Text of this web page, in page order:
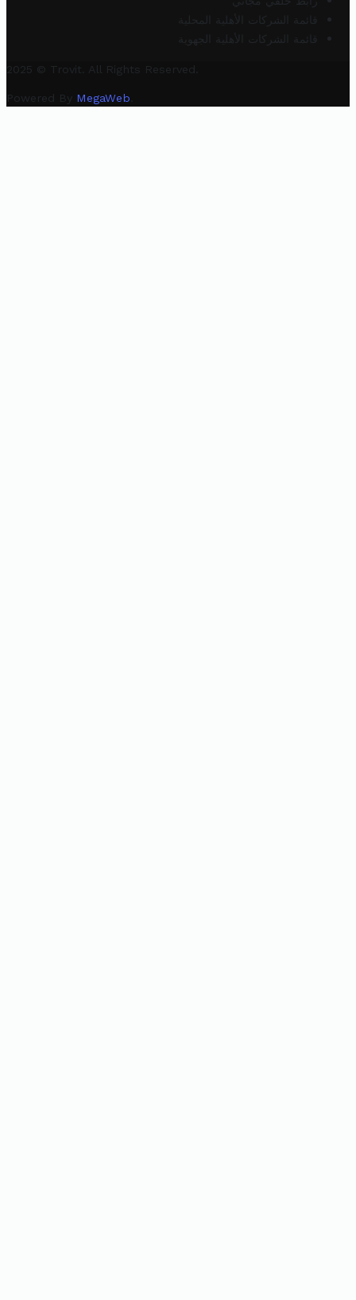
قائمة الشركات الأهلية المحلية
قائمة الشركات الأهلية الجهوية
2025 © Trovit. All Rights Reserved.
Powered By MegaWeb